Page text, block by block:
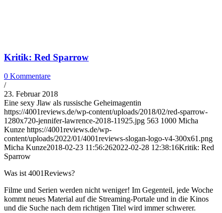
Kritik: Red Sparrow
0 Kommentare
/
23. Februar 2018
Eine sexy Jlaw als russische Geheimagentin
https://4001reviews.de/wp-content/uploads/2018/02/red-sparrow-
1280x720-jennifer-lawrence-2018-11925.jpg 563 1000 Micha
Kunze https://4001reviews.de/wp-
content/uploads/2022/01/4001reviews-slogan-logo-v4-300x61.png
Micha Kunze2018-02-23 11:56:262022-02-28 12:38:16Kritik: Red
Sparrow
Was ist 4001Reviews?
Filme und Serien werden nicht weniger! Im Gegenteil, jede Woche
kommt neues Material auf die Streaming-Portale und in die Kinos
und die Suche nach dem richtigen Titel wird immer schwerer.